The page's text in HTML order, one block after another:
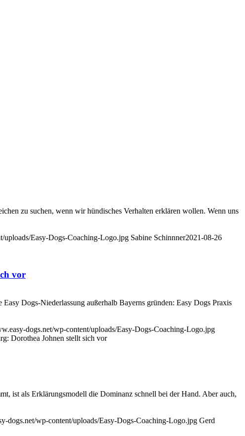
zu suchen, wenn wir hündisches Verhalten erklären wollen. Wenn uns
uploads/Easy-Dogs-Coaching-Logo.jpg Sabine Schinnner2021-08-26
vor
Dogs-Niederlassung außerhalb Bayerns gründen: Easy Dogs Praxis
dogs.net/wp-content/uploads/Easy-Dogs-Coaching-Logo.jpg
Dorothea Johnen stellt sich vor
ist als Erklärungsmodell die Dominanz schnell bei der Hand. Aber auch,
dogs.net/wp-content/uploads/Easy-Dogs-Coaching-Logo.jpg Gerd